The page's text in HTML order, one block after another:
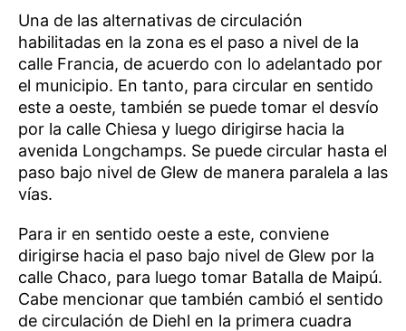
Una de las alternativas de circulación
habilitadas en la zona es el paso a nivel de la
calle Francia, de acuerdo con lo adelantado por
el municipio. En tanto, para circular en sentido
este a oeste, también se puede tomar el desvío
por la calle Chiesa y luego dirigirse hacia la
avenida Longchamps. Se puede circular hasta el
paso bajo nivel de Glew de manera paralela a las
vías.
Para ir en sentido oeste a este, conviene
dirigirse hacia el paso bajo nivel de Glew por la
calle Chaco, para luego tomar Batalla de Maipú.
Cabe mencionar que también cambió el sentido
de circulación de Diehl en la primera cuadra